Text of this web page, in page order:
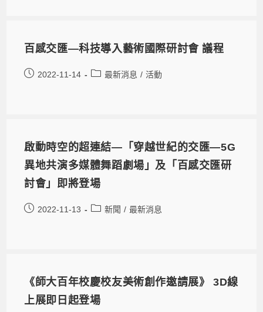
百感交匯—科技導入藝術國際研討會 議程
2022-11-14 最新消息 / 活動
啟動時空的超連結—「穿越世紀的交匯—5G
異地共演多媒體舞蹈劇場」及「百感交匯研
討會」即將登場
2022-11-13 新聞 / 最新消息
《師大百年校慶校友美術創作邀請展》 3D線
上展即日起登場